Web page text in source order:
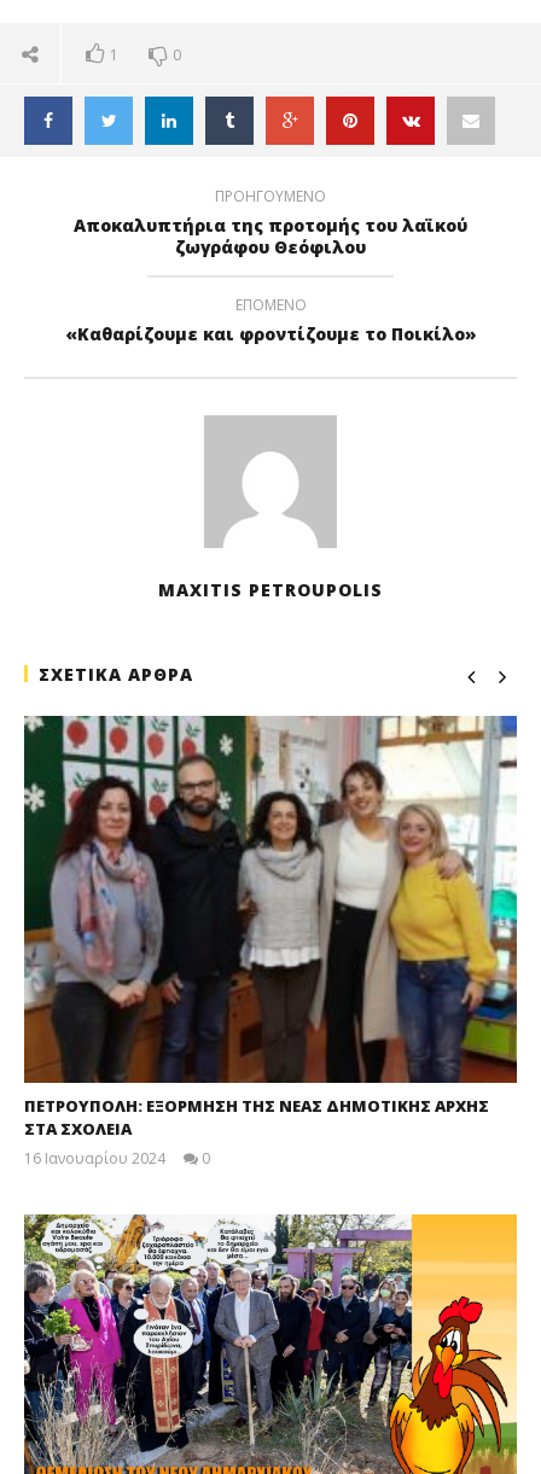
1 0
ΠΡΟΗΓΟΥΜΕΝΟ
Αποκαλυπτήρια της προτομής του λαϊκού
ζωγράφου Θεόφιλου
ΕΠΟΜΕΝΟ
«Καθαρίζουμε και φροντίζουμε το Ποικίλο»
MAXITIS PETROUPOLIS
ΣΧΕΤΙΚΑ ΑΡΘΡΑ
ΠΕΤΡΟΥΠΟΛΗ: ΕΞΟΡΜΗΣΗ ΤΗΣ ΝΕΑΣ ΔΗΜΟΤΙΚΗΣ ΑΡΧΗΣ
ΣΤΑ ΣΧΟΛΕΙΑ
16 Ιανουαρίου 2024
0